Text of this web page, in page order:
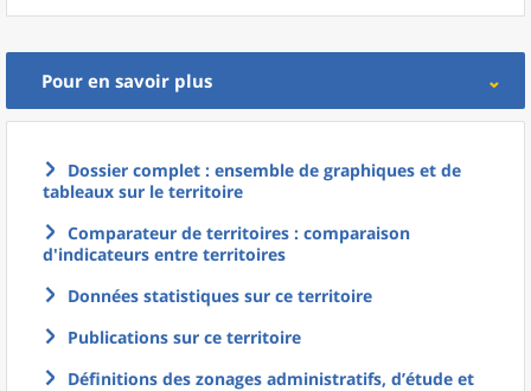
Pour en savoir plus
Dossier complet : ensemble de graphiques et de
tableaux sur le territoire
Comparateur de territoires : comparaison
d'indicateurs entre territoires
Données statistiques sur ce territoire
Publications sur ce territoire
Définitions des zonages administratifs, d’étude et